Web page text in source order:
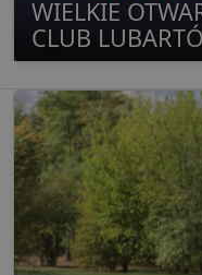
WIELKIE
CLUB